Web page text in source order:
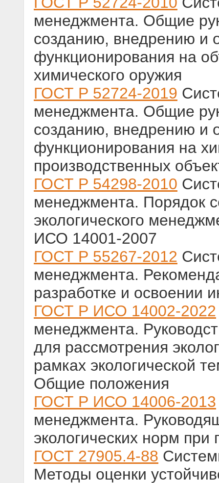
менеджмента. Общие
созданию, внедрению и
функционирования на
химического оружия
ГОСТ Р 52724-2019
менеджмента. Общие
созданию, внедрению и
функционирования на
производственных
ГОСТ Р 54298-2010
менеджмента. Порядок
экологического
ИСО 14001-2007
ГОСТ Р 55267-2012
менеджмента.
разработке и освоении
ГОСТ Р ИСО 14002-2022
менеджмента.
для рассмотрения
рамках экологической
Общие положения
ГОСТ Р ИСО 14006-2013
менеджмента.
экологических норм при
ГОСТ 27905.4-88
Методы оценки